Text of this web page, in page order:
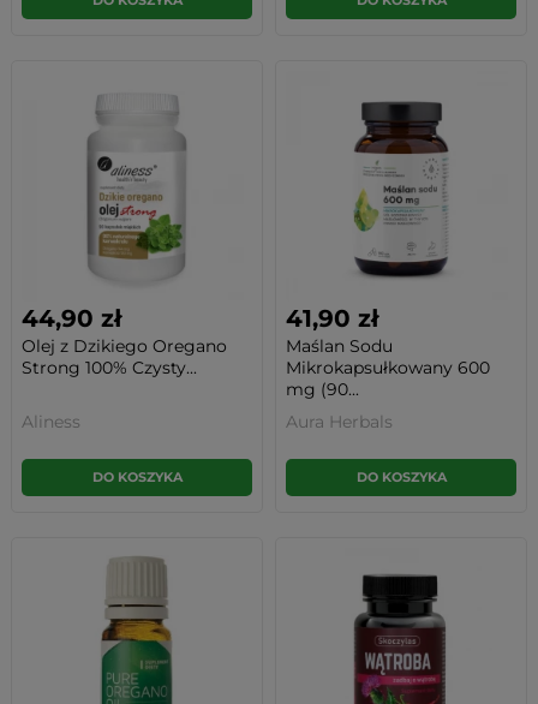
44,90 zł
Olej z Dzikiego Oregano
Strong 100% Czysty...
Aliness
DO KOSZYKA
41,90 zł
Maślan Sodu
Mikrokapsułkowany 600
mg (90...
Aura Herbals
DO KOSZYKA